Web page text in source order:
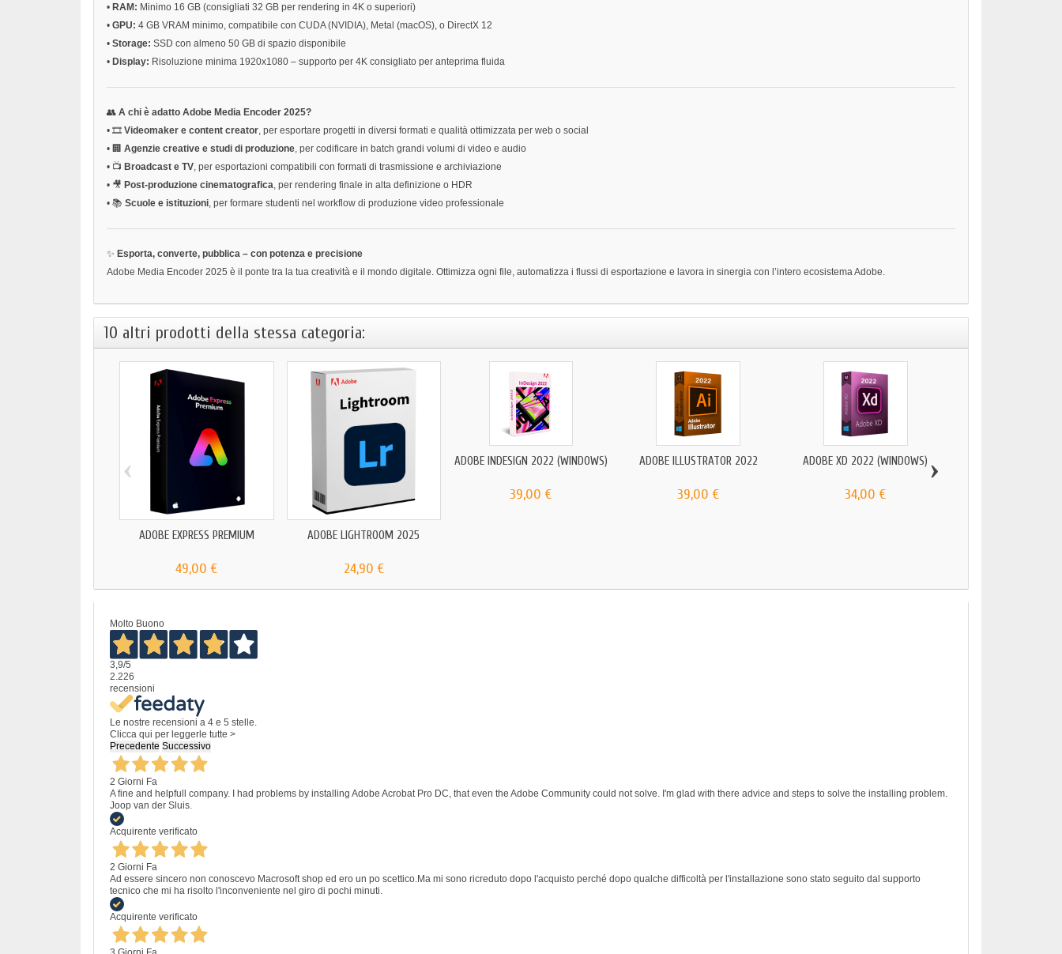
• RAM: Minimo 16 GB (consigliati 32 GB per rendering in 4K o superiori)
• GPU: 4 GB VRAM minimo, compatibile con CUDA (NVIDIA), Metal (macOS), o DirectX 12
• Storage: SSD con almeno 50 GB di spazio disponibile
• Display: Risoluzione minima 1920x1080 – supporto per 4K consigliato per anteprima fluida
👥 A chi è adatto Adobe Media Encoder 2025?
• 🎞️ Videomaker e content creator, per esportare progetti in diversi formati e qualità ottimizzata per web o social
• 🏢 Agenzie creative e studi di produzione, per codificare in batch grandi volumi di video e audio
• 📺 Broadcast e TV, per esportazioni compatibili con formati di trasmissione e archiviazione
• 🎥 Post-produzione cinematografica, per rendering finale in alta definizione o HDR
• 📚 Scuole e istituzioni, per formare studenti nel workflow di produzione video professionale
✨ Esporta, converte, pubblica – con potenza e precisione
Adobe Media Encoder 2025 è il ponte tra la tua creatività e il mondo digitale. Ottimizza ogni file, automatizza i flussi di esportazione e lavora in sinergia con l’intero ecosistema Adobe.
10 altri prodotti della stessa categoria:
ADOBE EXPRESS PREMIUM
49,00 €
ADOBE LIGHTROOM 2025
24,90 €
ADOBE INDESIGN 2022 (WINDOWS)
39,00 €
ADOBE ILLUSTRATOR 2022
39,00 €
ADOBE XD 2022 (WINDOWS)
34,00 €
‹ ›
Molto Buono
3,9/5
2.226
recensioni
Le nostre recensioni a 4 e 5 stelle.
Clicca qui per leggerle tutte >
Precedente Successivo
2 Giorni Fa
A fine and helpfull company. I had problems by installing Adobe Acrobat Pro DC, that even the Adobe Community could not solve. I'm glad with there advice and steps to solve the installing problem.
Joop van der Sluis.
Acquirente verificato
2 Giorni Fa
Ad essere sincero non conoscevo Macrosoft shop ed ero un po scettico.Ma mi sono ricreduto dopo l'acquisto perché dopo qualche difficoltà per l'installazione sono stato seguito dal supporto
tecnico che mi ha risolto l'inconveniente nel giro di pochi minuti.
Acquirente verificato